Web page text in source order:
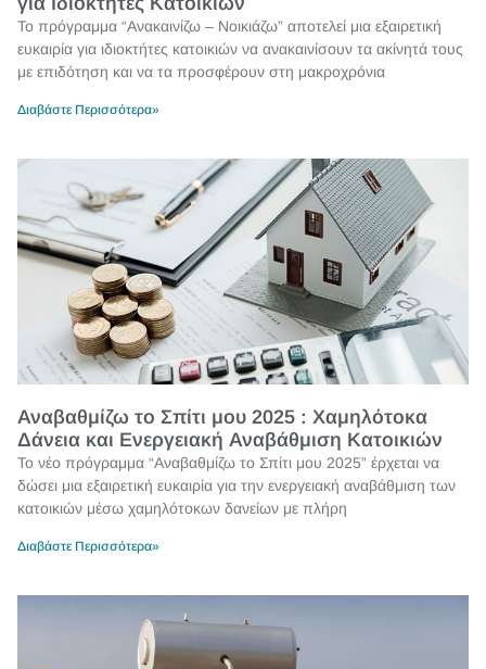
Το πρόγραμμα “Ανακαινίζω – Νοικιάζω” αποτελεί μια εξαιρετική
ευκαιρία για ιδιοκτήτες κατοικιών να ανακαινίσουν τα ακίνητά τους
με επιδότηση και να τα προσφέρουν στη μακροχρόνια
Διαβάστε Περισσότερα»
Αναβαθμίζω το Σπίτι μου 2025 : Χαμηλότοκα
Δάνεια και Ενεργειακή Αναβάθμιση Κατοικιών
Το νέο πρόγραμμα “Αναβαθμίζω το Σπίτι μου 2025” έρχεται να
δώσει μια εξαιρετική ευκαιρία για την ενεργειακή αναβάθμιση των
κατοικιών μέσω χαμηλότοκων δανείων με πλήρη
Διαβάστε Περισσότερα»